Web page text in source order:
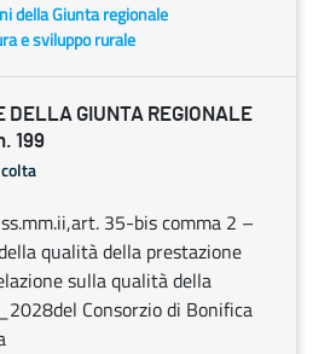
della Giunta regionale
e sviluppo rurale
DELLA GIUNTA REGIONALE
199
35-bis comma 2 –
qualità della prestazione
sulla qualità della
Consorzio di Bonifica